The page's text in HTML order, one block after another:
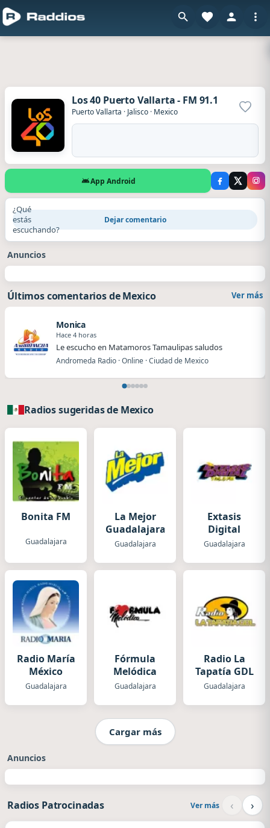
Los 40 Puerto Vallarta - FM 91.1
Puerto Vallarta · Jalisco · Mexico
App Android
¿Qué
estás
escuchando?
Dejar comentario
Anuncios
Últimos comentarios de Mexico Ver más
Monica
Hace 4 horas
Le escucho en Matamoros Tamaulipas saludos
Andromeda Radio · Online · Ciudad de Mexico
Radios sugeridas de Mexico
Bonita FM
Guadalajara
La Mejor
Guadalajara
Guadalajara
Extasis
Digital
Guadalajara
Radio María
México
Guadalajara
Fórmula
Melódica
Guadalajara
Radio La
Tapatía GDL
Guadalajara
Cargar más
Anuncios
Radios Patrocinadas Ver más ‹ ›